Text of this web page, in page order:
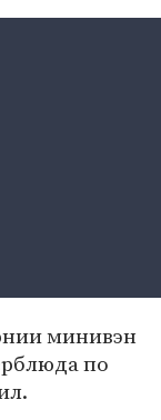
минивэн
по